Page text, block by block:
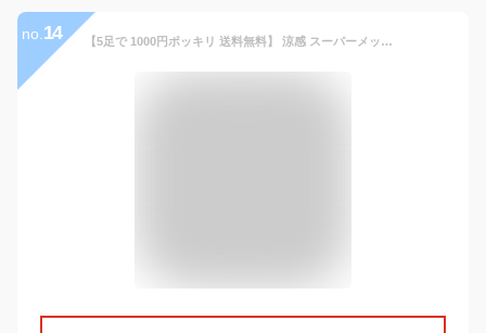
no. 14 【5足で 1000円ポッキリ 送料無料】 涼感 スーパーメッシュ ソックス メンズ 5足セット ショート丈 クルー丈 紳士 靴下 綿混 カジュアル ビジネス 通勤 くつ下 無地 シンプル ベーシック 紳士靴下 涼しい 蒸れない まとめ買い ぽっきり ポイント消化 ポイント消費